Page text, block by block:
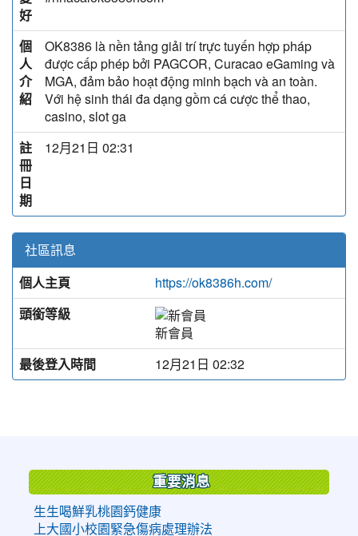
好
個
人
介
紹
OK8386 là nền tảng giải trí trực tuyến hợp pháp
được cấp phép bởi PAGCOR, Curacao eGaming và
MGA, đảm bảo hoạt động minh bạch và an toàn.
Với hệ sinh thái đa dạng gồm cá cược thể thao,
casino, slot ga
註
冊
日
期
12月21日 02:31
社區訊息
個人主頁
https://ok8386h.com/
頭銜等級
新會員
最後登入時間
12月21日 02:32
重要消息
生生喝鮮乳桃園鈣健康
上大國小校園緊急傷病處理辦法